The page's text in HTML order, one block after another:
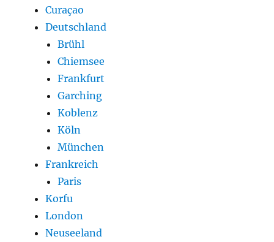
Curaçao
Deutschland
Brühl
Chiemsee
Frankfurt
Garching
Koblenz
Köln
München
Frankreich
Paris
Korfu
London
Neuseeland